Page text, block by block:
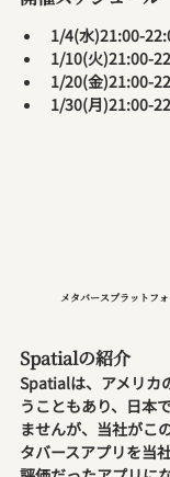
1/4(水)21:00-
1/10(火)21:00-
1/20(金)21:00-
1/30(月)21:00-
メタバースプラットフ
Spatialの紹介
Spatialは、アメリカ
うこともあり、日本
ませんが、当社がこ
タバースアプリを当